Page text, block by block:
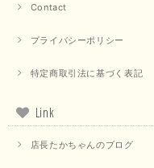
Contact
プライバシーポリシー
特定商取引法に基づく表記
Link
店長たかちゃんのブログ